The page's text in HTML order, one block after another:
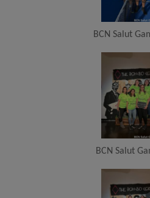
BCN Salut
BCN Salut